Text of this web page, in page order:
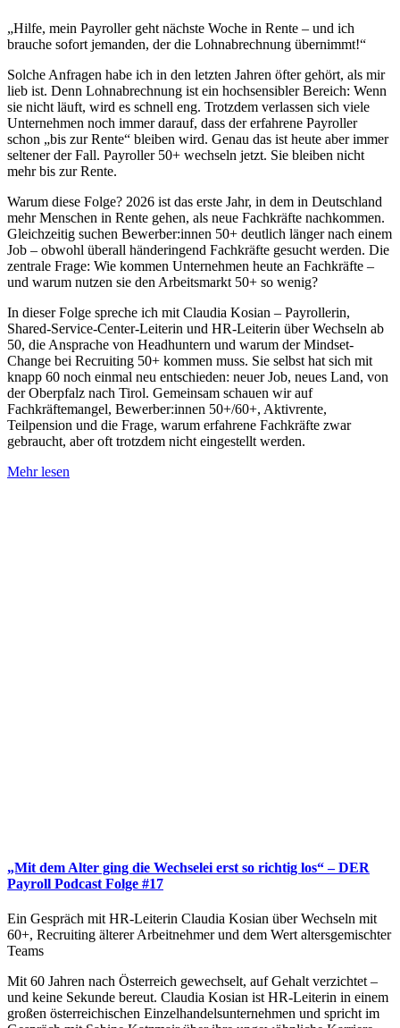
„Hilfe, mein Payroller geht nächste Woche in Rente – und ich
brauche sofort jemanden, der die Lohnabrechnung übernimmt!“
Solche Anfragen habe ich in den letzten Jahren öfter gehört, als mir
lieb ist. Denn Lohnabrechnung ist ein hochsensibler Bereich: Wenn
sie nicht läuft, wird es schnell eng. Trotzdem verlassen sich viele
Unternehmen noch immer darauf, dass der erfahrene Payroller
schon „bis zur Rente“ bleiben wird. Genau das ist heute aber immer
seltener der Fall. Payroller 50+ wechseln jetzt. Sie bleiben nicht
mehr bis zur Rente.
Warum diese Folge? 2026 ist das erste Jahr, in dem in Deutschland
mehr Menschen in Rente gehen, als neue Fachkräfte nachkommen.
Gleichzeitig suchen Bewerber:innen 50+ deutlich länger nach einem
Job – obwohl überall händeringend Fachkräfte gesucht werden. Die
zentrale Frage: Wie kommen Unternehmen heute an Fachkräfte –
und warum nutzen sie den Arbeitsmarkt 50+ so wenig?
In dieser Folge spreche ich mit Claudia Kosian – Payrollerin,
Shared-Service-Center-Leiterin und HR-Leiterin über Wechseln ab
50, die Ansprache von Headhuntern und warum der Mindset-
Change bei Recruiting 50+ kommen muss. Sie selbst hat sich mit
knapp 60 noch einmal neu entschieden: neuer Job, neues Land, von
der Oberpfalz nach Tirol. Gemeinsam schauen wir auf
Fachkräftemangel, Bewerber:innen 50+/60+, Aktivrente,
Teilpension und die Frage, warum erfahrene Fachkräfte zwar
gebraucht, aber oft trotzdem nicht eingestellt werden.
Mehr lesen
„Mit dem Alter ging die Wechselei erst so richtig los“ – DER
Payroll Podcast Folge #17
Ein Gespräch mit HR-Leiterin Claudia Kosian über Wechseln mit
60+, Recruiting älterer Arbeitnehmer und dem Wert altersgemischter
Teams
Mit 60 Jahren nach Österreich gewechselt, auf Gehalt verzichtet –
und keine Sekunde bereut. Claudia Kosian ist HR-Leiterin in einem
großen österreichischen Einzelhandelsunternehmen und spricht im